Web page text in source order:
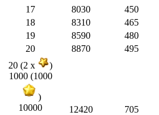
17
8030 450
18
8310 465
19
8590 480
20
8870 495
20 (2 x
)
1000 (1000
)
10000
12420 705